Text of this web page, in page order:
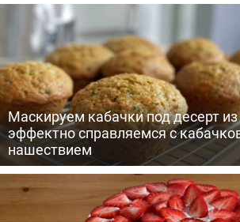
Маскируем кабачки под десерт
эффектно справляемся с
нашествием